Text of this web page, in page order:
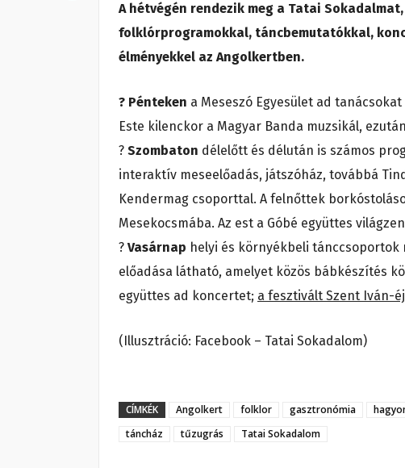
A hétvégén rendezik meg a Tatai
folklórprogramokkal, táncbemutatókkal,
élményekkel az Angolkertben.
? Pénteken a Meseszó Egyesület ad
Este kilenckor a Magyar Banda muzsikál,
? Szombaton délelőtt és délután is számos
interaktív meseelőadás, játszóház, továbbá
Kendermag csoporttal. A felnőttek
Mesekocsmába. Az est a Góbé együttes
? Vasárnap helyi és környékbeli tánccsoportok
előadása látható, amelyet közös bábkészítés
együttes ad koncertet; a fesztivált Szent Iván-
(Illusztráció: Facebook – Tatai Sokadalom)
CÍMKÉK Angolkert folklor gasztronómia
táncház
tűzugrás Tatai Sokadalom